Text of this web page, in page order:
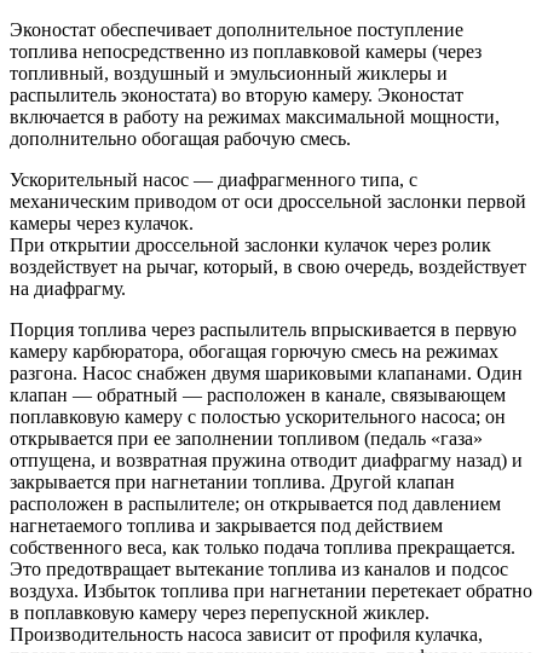
Эконостат обеспечивает дополнительное поступление
топлива непосредственно из поплавковой камеры (через
топливный, воздушный и эмульсионный жиклеры и
распылитель эконостата) во вторую камеру. Эконостат
включается в работу на режимах максимальной мощности,
дополнительно обогащая рабочую смесь.
Ускорительный насос — диафрагменного типа, с
механическим приводом от оси дроссельной заслонки первой
камеры через кулачок.
При открытии дроссельной заслонки кулачок через ролик
воздействует на рычаг, который, в свою очередь, воздействует
на диафрагму.
Порция топлива через распылитель впрыскивается в первую
камеру карбюратора, обогащая горючую смесь на режимах
разгона. Насос снабжен двумя шариковыми клапанами. Один
клапан — обратный — расположен в канале, связывающем
поплавковую камеру с полостью ускорительного насоса; он
открывается при ее заполнении топливом (педаль «газа»
отпущена, и возвратная пружина отводит диафрагму назад) и
закрывается при нагнетании топлива. Другой клапан
расположен в распылителе; он открывается под давлением
нагнетаемого топлива и закрывается под действием
собственного веса, как только подача топлива прекращается.
Это предотвращает вытекание топлива из каналов и подсос
воздуха. Избыток топлива при нагнетании перетекает обратно
в поплавковую камеру через перепускной жиклер.
Производительность насоса зависит от профиля кулачка,